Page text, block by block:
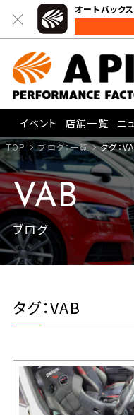
オートバック
イベント 店舗一覧 ニ
TOP ブログ：一覧 タグ：
VAB
ブログ
タグ：VAB